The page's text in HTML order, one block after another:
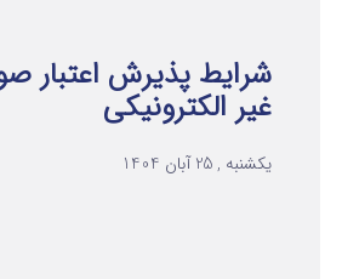
شرایط پذیرش اعتبار
غیر الکترونیکی
یکشنبه , 25 آبان 1404